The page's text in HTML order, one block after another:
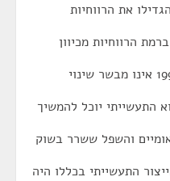
את הרווחיות
ברמת הרווחיות מכיוון
שינוי משמעותי. התקציב לשנת 1990 אינו מבשר שינוי
גם היצוא התעשייתי יוכל להמשיך
והשפל ששרר בשוק
התעשייתי בכללו היה